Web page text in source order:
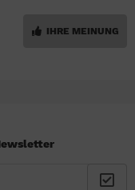
IHRE MEINUNG